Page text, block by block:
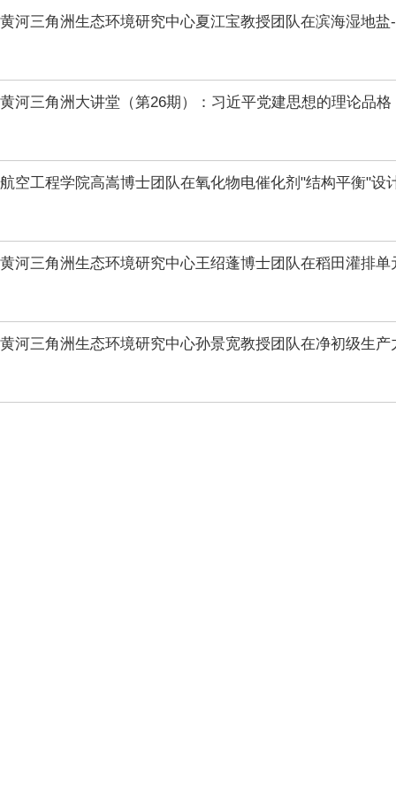
黄河三角洲生态环境研究中心夏江宝教授团队在滨海湿地
黄河三角洲大讲堂（第26期）：习近平党建思想的理论品格
航空工程学院高嵩博士团队在氧化物电催化剂"结构平衡"设
黄河三角洲生态环境研究中心王绍蓬博士团队在稻田灌排
黄河三角洲生态环境研究中心孙景宽教授团队在净初级生